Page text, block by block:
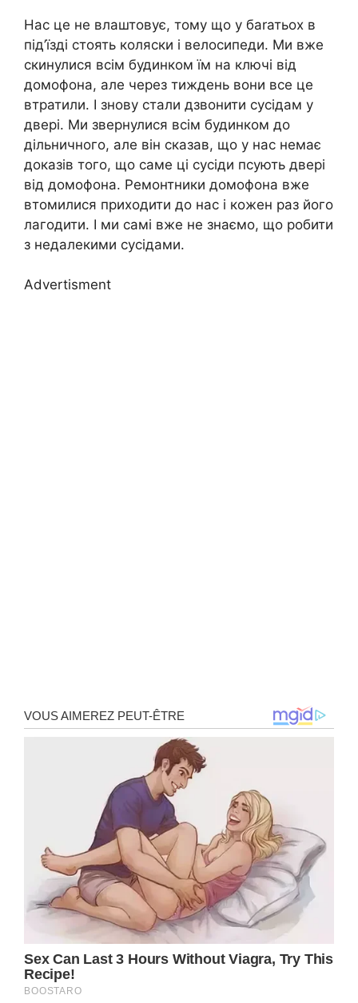
Нас це не влаштовує, тому що у баrатьох в
під’їзді стоять коляски і велосипеди. Ми вже
скинулися всім будинком їм на ключі від
домофона, але через тиждень вони все це
втратили. І знову стали дзвонити сусідам у
двері. Ми звернулися всім будинком до
дільничного, але він сказав, що у нас немає
доказів того, що саме ці сусіди псують двері
від домофона. Ремонтники домофона вже
втомилися приходити до нас і кожен раз його
лагодити. І ми самі вже не знаємо, що робити
з недалекими сусідами.
Advertisment